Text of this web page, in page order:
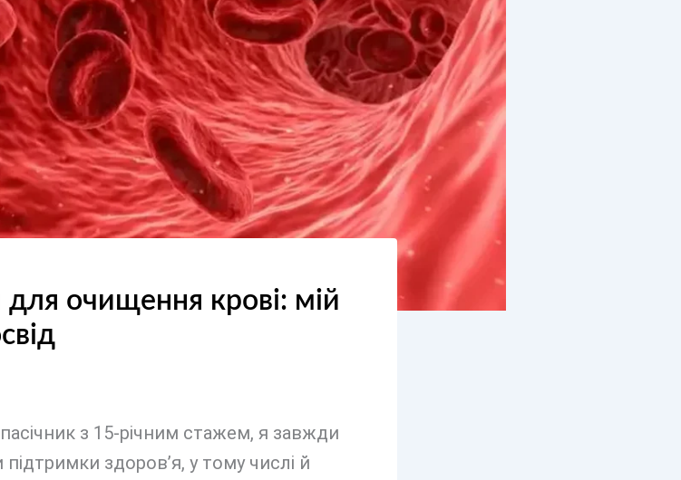
для очищення крові: мій
з 15-річним стажем, я завжди
здоров’я, у тому числі й